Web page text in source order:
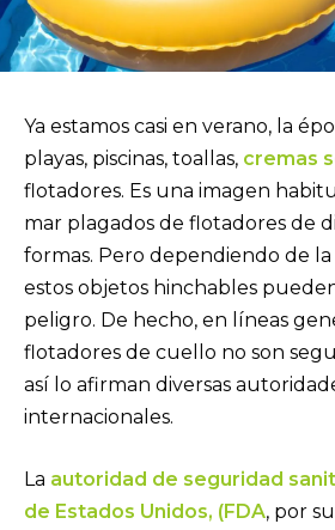
Ya estamos casi en verano, la
playas, piscinas, toallas, cremas
flotadores. Es una imagen
mar plagados de flotadores de
formas. Pero dependiendo de la
estos objetos hinchables
peligro. De hecho, en líneas
flotadores de cuello no son
así lo afirman diversas
internacionales.
La autoridad de seguridad
de Estados Unidos, (FDA, por